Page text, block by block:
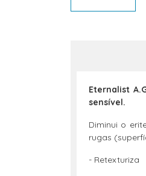
Eternalist
sensível.
Diminui o
rugas
- Retexturiza